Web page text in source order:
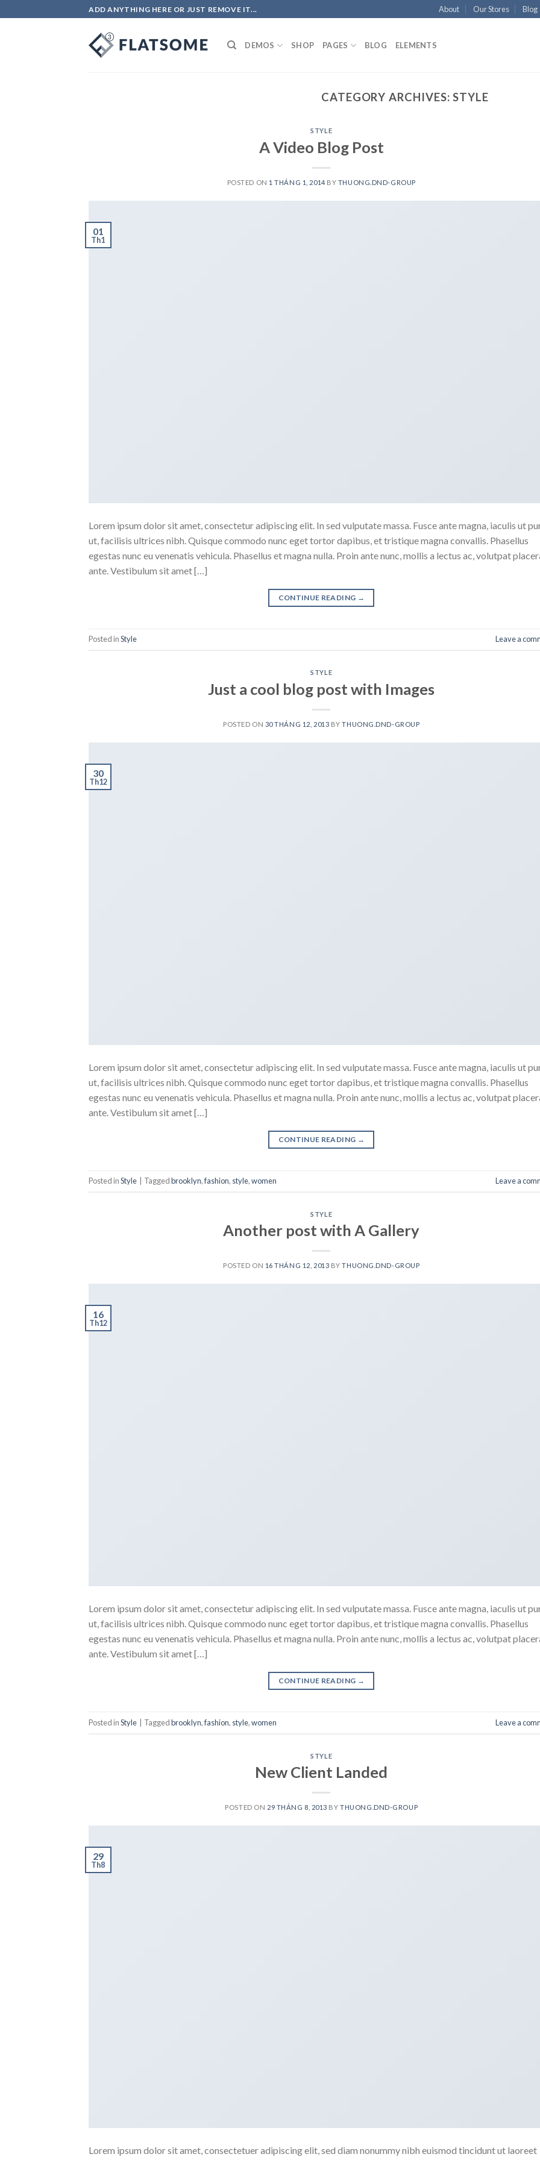
to
ADD ANYTHING HERE OR JUST REMOVE IT... About Our Stores Blog
DEMOS SHOP PAGES BLOG ELEMENTS
CATEGORY ARCHIVES:STYLE
STYLE
A Video Blog Post
POSTED ON 1 THÁNG 1, 2014 BY THUONG.DND-GROUP
01
Th1
Lorem ipsum dolor sit amet, consectetur adipiscing elit. In sed vulputate massa. Fusce ante magna, iaculis ut
ut, facilisis ultrices nibh. Quisque commodo nunc eget tortor dapibus, et tristique magna convallis. Phasellus
egestas nunc eu venenatis vehicula. Phasellus et magna nulla. Proin ante nunc, mollis a lectus ac, volutpat
ante. Vestibulum sit amet […]
CONTINUE READING →
Posted inStyle Leave a
STYLE
Just a cool blog post with Images
POSTED ON 30 THÁNG 12, 2013 BYTHUONG.DND-GROUP
30
Th12
Lorem ipsum dolor sit amet, consectetur adipiscing elit. In sed vulputate massa. Fusce ante magna, iaculis ut
ut, facilisis ultrices nibh. Quisque commodo nunc eget tortor dapibus, et tristique magna convallis. Phasellus
egestas nunc eu venenatis vehicula. Phasellus et magna nulla. Proin ante nunc, mollis a lectus ac, volutpat
ante. Vestibulum sit amet […]
CONTINUE READING →
Posted inStyle Taggedbrooklyn,fashion, style,women Leave a
STYLE
Another post with A Gallery
POSTED ON 16 THÁNG 12, 2013 BYTHUONG.DND-GROUP
16
Th12
Lorem ipsum dolor sit amet, consectetur adipiscing elit. In sed vulputate massa. Fusce ante magna, iaculis ut
ut, facilisis ultrices nibh. Quisque commodo nunc eget tortor dapibus, et tristique magna convallis. Phasellus
egestas nunc eu venenatis vehicula. Phasellus et magna nulla. Proin ante nunc, mollis a lectus ac, volutpat
ante. Vestibulum sit amet […]
CONTINUE READING →
Posted inStyle Taggedbrooklyn,fashion, style,women Leave a
STYLE
New Client Landed
POSTED ON 29 THÁNG 8, 2013 BYTHUONG.DND-GROUP
29
Th8
Lorem ipsum dolor sit amet, consectetuer adipiscing elit, sed diam nonummy nibh euismod tincidunt ut laoreet